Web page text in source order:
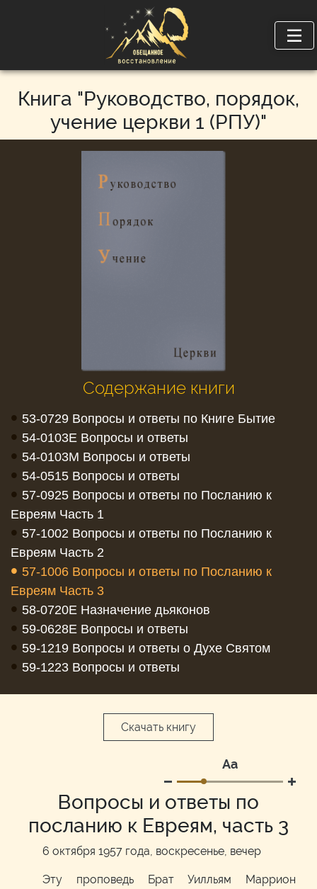
Книга "Руководство, порядок,
учение церкви 1 (РПУ)"
Содержание книги
• 53-0729 Вопросы и ответы по Книге Бытие
• 54-0103E Вопросы и ответы
• 54-0103M Вопросы и ответы
• 54-0515 Вопросы и ответы
• 57-0925 Вопросы и ответы по Посланию к
Евреям Часть 1
• 57-1002 Вопросы и ответы по Посланию к
Евреям Часть 2
• 57-1006 Вопросы и ответы по Посланию к
Евреям Часть 3
• 58-0720Е Назначение дьяконов
• 59-0628E Вопросы и ответы
• 59-1219 Вопросы и ответы о Духе Святом
• 59-1223 Вопросы и ответы
Скачать книгу
Аа
Вопросы и ответы по
посланию к Евреям, часть 3
6 октября 1957 года, воскресенье, вечер
Эту проповедь Брат Уилльям Маррион